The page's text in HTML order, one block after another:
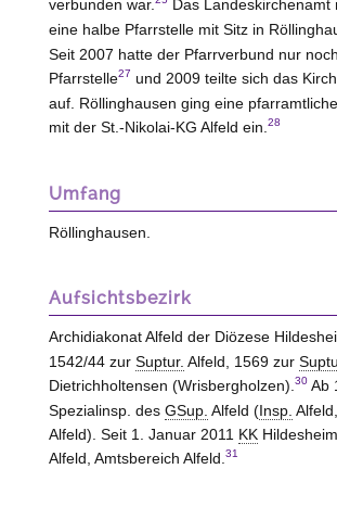
verbunden war.
Das Landeskirchenamt
eine halbe Pfarrstelle mit Sitz in
Seit 2007 hatte der Pfarrverbund nur
Pfarrstelle27 und 2009 teilte sich das
auf. Röllinghausen ging eine
mit der St.-Nikolai-KG Alfeld ein. 28
Umfang
Röllinghausen.
Aufsichtsbezirk
Archidiakonat Alfeld der Diözese
1542/44 zur Suptur. Alfeld, 1569 zur
Dietrichholtensen (Wrisbergholzen). 30Ab
Spezialinsp. des GSup. Alfeld (Insp.
Alfeld). Seit 1. Januar 2011 KK
Alfeld, Amtsbereich Alfeld. 31